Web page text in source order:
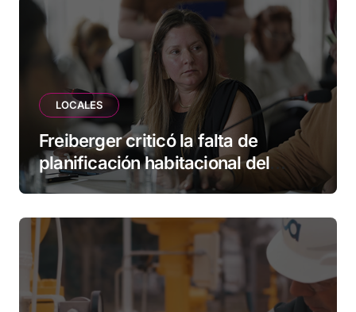
LOCALES
Freiberger criticó la falta de
planificación habitacional del
Municipio: “Vuoto deja afuera a
esperando”